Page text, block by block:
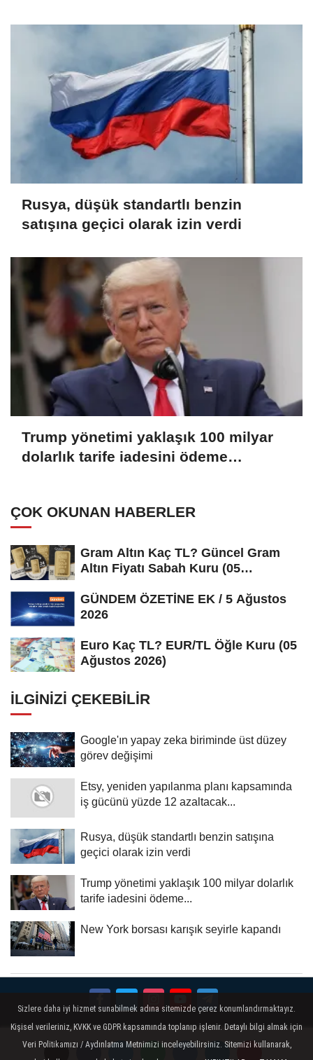
Rusya, düşük standartlı benzin
satışına geçici olarak izin verdi
Trump yönetimi yaklaşık 100 milyar
dolarlık tarife iadesini ödeme
ÇOK OKUNAN HABERLER
Gram Altın Kaç TL? Güncel Gram
Altın Fiyatı Sabah Kuru (05
GÜNDEM ÖZETİNE EK / 5 Ağustos
2026
Euro Kaç TL? EUR/TL Öğle Kuru (05
Ağustos 2026)
İLGINIZI ÇEKEBILIR
Google'ın yapay zeka biriminde üst düzey
görev değişimi
Etsy, yeniden yapılanma planı kapsamında
iş gücünü yüzde 12 azaltacak...
Rusya, düşük standartlı benzin satışına
geçici olarak izin verdi
Trump yönetimi yaklaşık 100 milyar dolarlık
tarife iadesini ödeme...
New York borsası karışık seyirle kapandı
Künye İletişim Çerez Politikası Gizlilik İlkeleri
Sizlere daha iyi hizmet sunabilmek adına sitemizde çerez konumlandırmaktayız.
Kişisel verileriniz, KVKK ve GDPR kapsamında toplanıp işlenir. Detaylı bilgi almak için
Veri Politikamızı / Aydınlatma Metnimizi inceleyebilirsiniz. Sitemizi kullanarak,